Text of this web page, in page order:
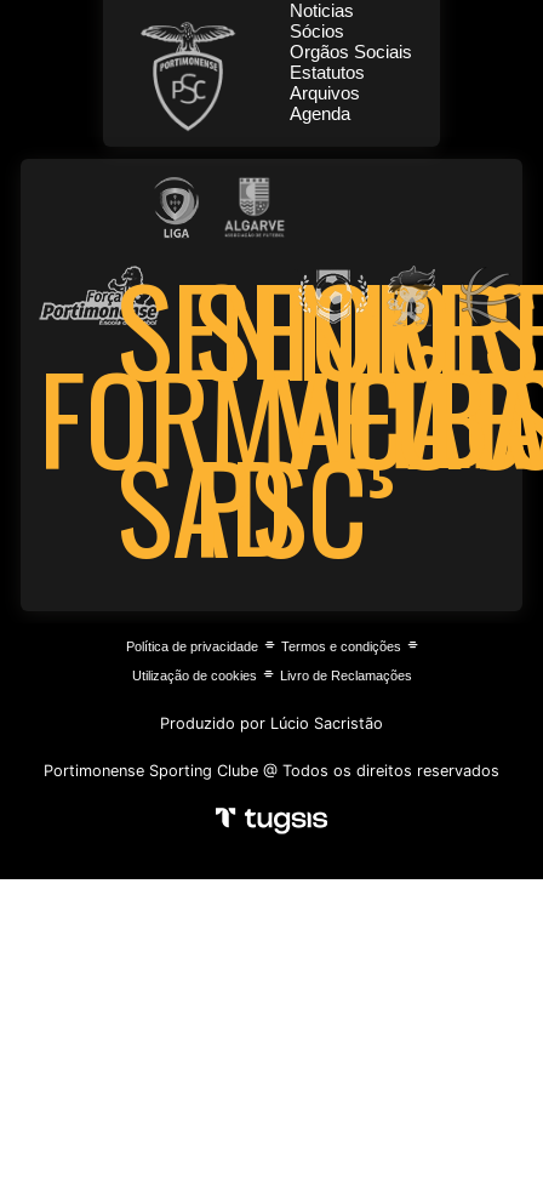
Noticias
Sócios
Orgãos Sociais
Estatutos
Arquivos
Agenda
FORMAÇÃO
SENIORES
SAD
PSC
Política de privacidade⌯ Termos e condições ⌯
Utilização de cookies ⌯ Livro de Reclamações
Produzido por Lúcio Sacristão
Portimonense Sporting Clube @ Todos os direitos reservados